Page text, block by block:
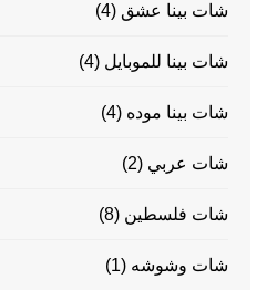
شات بينا عشق (4)
شات بينا للموبايل (4)
شات بينا موده (4)
شات عربي (2)
شات فلسطين (8)
شات وشوشه (1)